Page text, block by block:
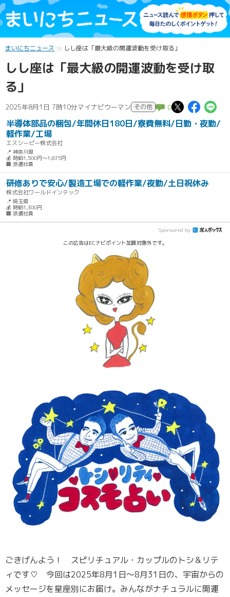
まいにちニュース しし座は「最大級の開運波動を受け取る」
しし座は「最大級の開運波動を受け取
る」
2025年8月1日 7時10分マイナビウーマン その他 0 この記
こ
半導体部品の梱包/年間休日180日/寮費無料/日勤・夜勤/
軽作業/工場
エスシーピー株式会社
📍 神奈川県
💰 時給1,500円～1,875円
🏢 派遣社員
研修ありで安心/製造工場での軽作業/夜勤/土日祝休み
株式会社ワールドインテック
📍 埼玉県
💰 時給1,300円
🏢 派遣社員
Sponsored by
この広告はECナビポイント加算対象外です。
ごきげんよう！ スピリチュアル・カップルのトシ＆リテ
ィです♡ 今回は2025年8月1日〜8月31日の、宇宙からの
メッセージを星座別にお届け。みんながナチュラルに開運